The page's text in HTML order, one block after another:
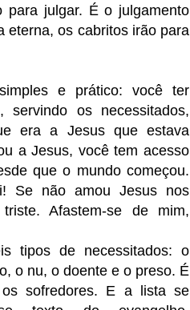
julgar. É o julgamento
eterna, os cabritos irão para
e prático: você ter
servindo os necessitados,
era a Jesus que estava
a Jesus, você tem acesso
que o mundo começou.
Se não amou Jesus nos
Afastem-se de mim,
de necessitados: o
o nu, o doente e o preso. É
sofredores. E a lista se